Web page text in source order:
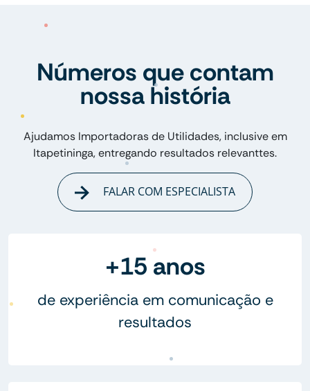
Números que contam
nossa história
Ajudamos Importadoras de Utilidades, inclusive em
Itapetininga, entregando resultados relevanttes.
FALAR COM ESPECIALISTA
+15 anos
de experiência em comunicação e
resultados